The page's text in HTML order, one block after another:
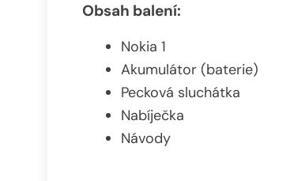
Obsah balení:
Nokia 1
Akumulátor (baterie)
Pecková sluchátka
Nabíječka
Návody